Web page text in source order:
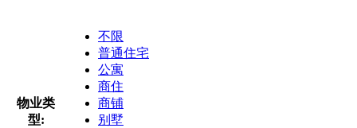
物业类
型:
不限
普通住宅
公寓
商住
商铺
别墅